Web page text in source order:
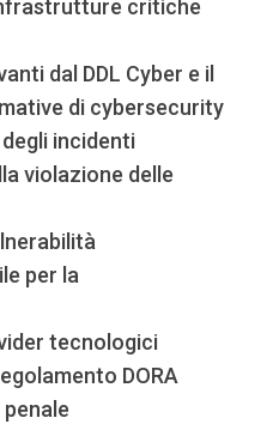
critiche
dal DDL Cyber e il
di cybersecurity
incidenti
violazione delle
per la
tecnologici
DORA